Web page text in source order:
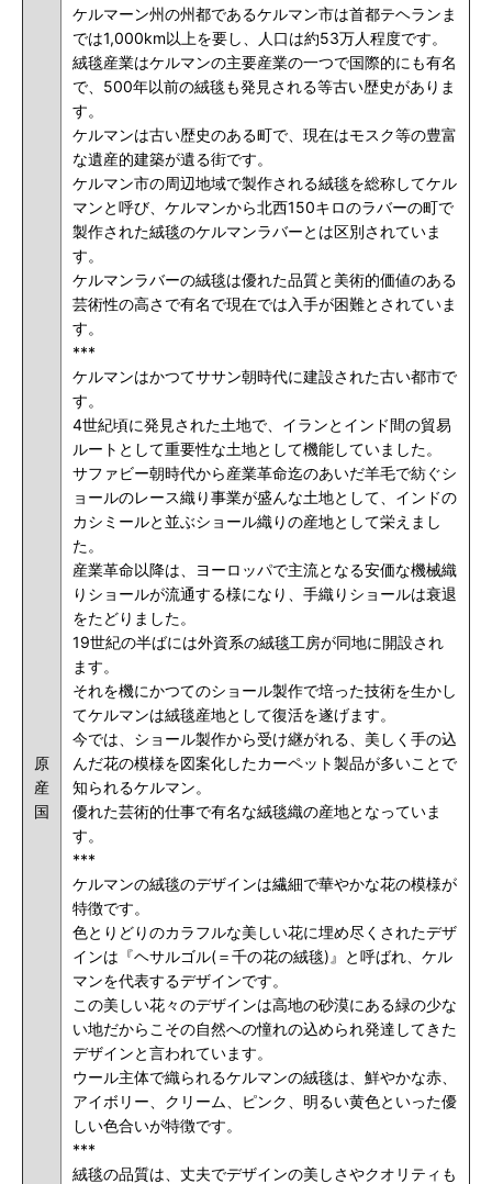
原
産
国
ケルマーン州の州都であるケルマン市は首都テヘランま
では1,000km以上を要し、人口は約53万人程度です。
絨毯産業はケルマンの主要産業の一つで国際的にも有名
で、500年以前の絨毯も発見される等古い歴史がありま
す。
ケルマンは古い歴史のある町で、現在はモスク等の豊富
な遺産的建築が遺る街です。
ケルマン市の周辺地域で製作される絨毯を総称してケル
マンと呼び、ケルマンから北西150キロのラバーの町で
製作された絨毯のケルマンラバーとは区別されていま
す。
ケルマンラバーの絨毯は優れた品質と美術的価値のある
芸術性の高さで有名で現在では入手が困難とされていま
す。
***
ケルマンはかつてササン朝時代に建設された古い都市で
す。
4世紀頃に発見された土地で、イランとインド間の貿易
ルートとして重要性な土地として機能していました。
サファビー朝時代から産業革命迄のあいだ羊毛で紡ぐシ
ョールのレース織り事業が盛んな土地として、インドの
カシミールと並ぶショール織りの産地として栄えまし
た。
産業革命以降は、ヨーロッパで主流となる安価な機械織
りショールが流通する様になり、手織りショールは衰退
をたどりました。
19世紀の半ばには外資系の絨毯工房が同地に開設され
ます。
それを機にかつてのショール製作で培った技術を生かし
てケルマンは絨毯産地として復活を遂げます。
今では、ショール製作から受け継がれる、美しく手の込
んだ花の模様を図案化したカーペット製品が多いことで
知られるケルマン。
優れた芸術的仕事で有名な絨毯織の産地となっていま
す。
***
ケルマンの絨毯のデザインは繊細で華やかな花の模様が
特徴です。
色とりどりのカラフルな美しい花に埋め尽くされたデザ
インは『ヘサルゴル(＝千の花の絨毯)』と呼ばれ、ケル
マンを代表するデザインです。
この美しい花々のデザインは高地の砂漠にある緑の少な
い地だからこその自然への憧れの込められ発達してきた
デザインと言われています。
ウール主体で織られるケルマンの絨毯は、鮮やかな赤、
アイボリー、クリーム、ピンク、明るい黄色といった優
しい色合いが特徴です。
***
絨毯の品質は、丈夫でデザインの美しさやクオリティも